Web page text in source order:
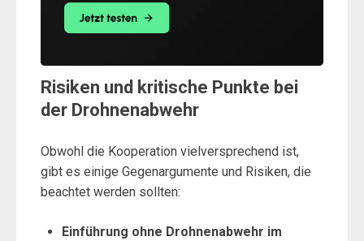
Risiken und kritische Punkte bei
der Drohnenabwehr
Obwohl die Kooperation vielversprechend ist,
gibt es einige Gegenargumente und Risiken, die
beachtet werden sollten:
Einführung ohne Drohnenabwehr im